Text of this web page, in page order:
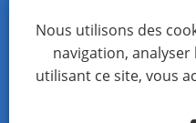
Copyright © 2022
Nous utilisons des
navigation,
utilisant ce site, vous